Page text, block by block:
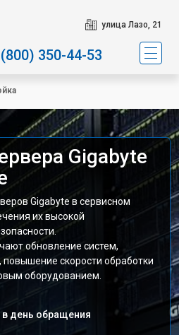
улица Лазо, 21
350-44-53
Gigabyte
Gigabyte в сервисном
их высокой
обновление систем,
скорости обработки
оборудованием.
день обращения